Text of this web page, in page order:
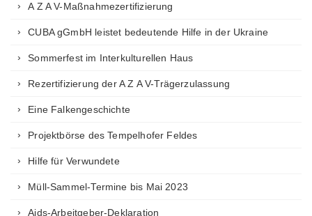
A Z A V-Maßnahmezertifizierung
CUBA gGmbH leistet bedeutende Hilfe in der Ukraine
Sommerfest im Interkulturellen Haus
Rezertifizierung der A Z A V-Trägerzulassung
Eine Falkengeschichte
Projektbörse des Tempelhofer Feldes
Hilfe für Verwundete
Müll-Sammel-Termine bis Mai 2023
Aids-Arbeitgeber-Deklaration